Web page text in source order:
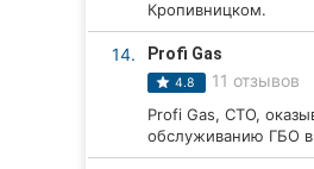
Карпаты
Кропивницком.
14. Profi Gas
4.8 11 отзывов
Profi Gas, СТО,
обслуживанию ГБО